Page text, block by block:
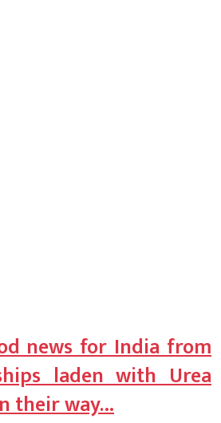
news for India from
laden with Urea
their way…